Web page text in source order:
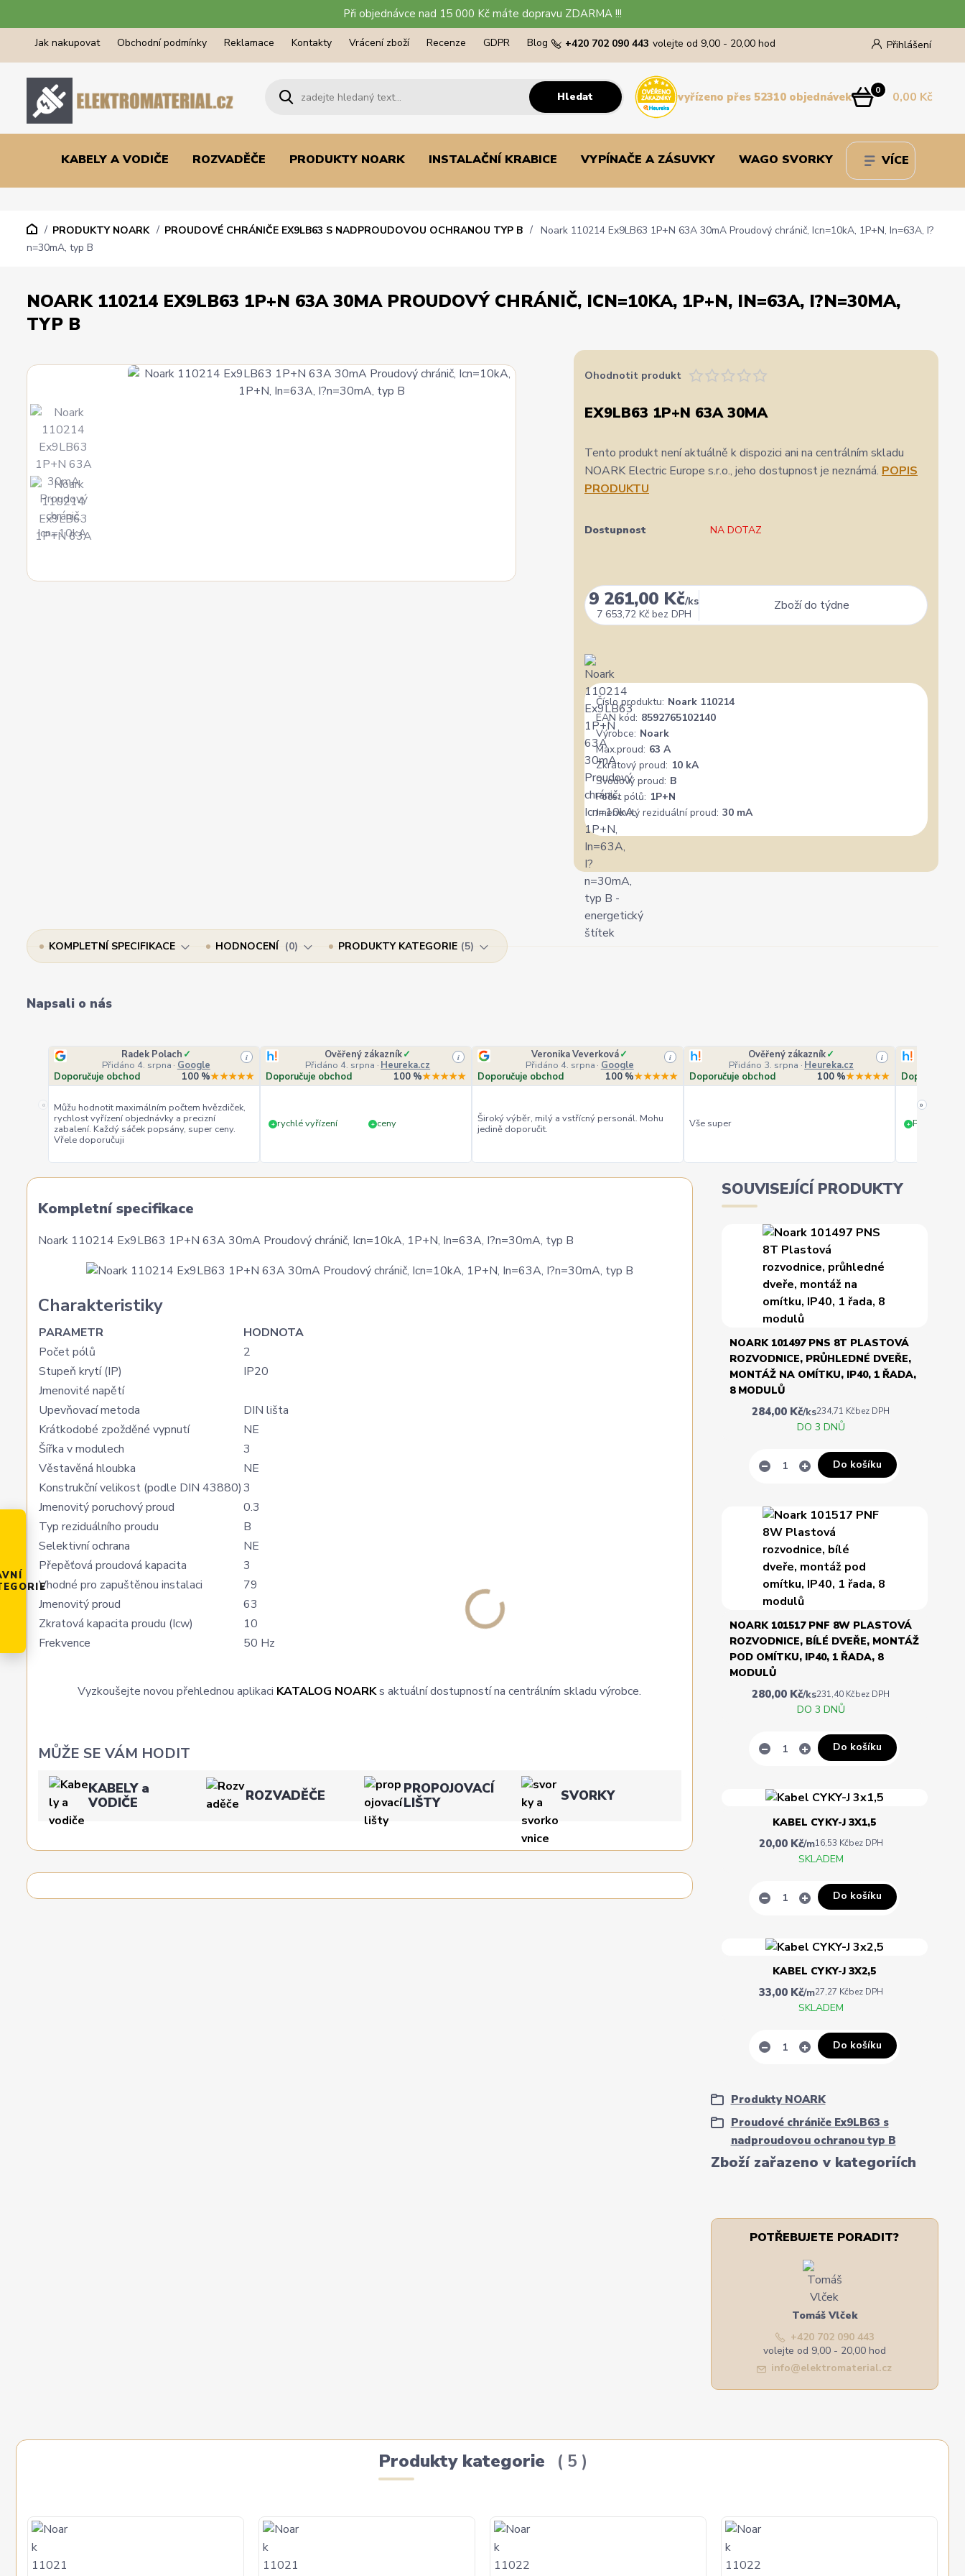
Při objednávce nad 15 000 Kč máte dopravu ZDARMA !!!
Jak nakupovat Obchodní podmínky Reklamace Kontakty Vrácení zboží Recenze GDPR Blog Přihlášení
Hledat
+420 702 090 443 volejte od 9,00 - 20,00 hod
0 0,00 Kč
vyřízeno přes 52310 objednávek
KABELY A VODIČE ROZVADĚČE PRODUKTY NOARK INSTALAČNÍ KRABICE VYPÍNAČE A ZÁSUVKY WAGO SVORKY VÍCE
PRODUKTY NOARK PROUDOVÉ CHRÁNIČE EX9LB63 S NADPROUDOVOU OCHRANOU TYP B
Noark 110214 Ex9LB63 1P+N 63A 30mA Proudový chránič, Icn=10kA, 1P+N, In=63A, I?
n=30mA, typ B
NOARK 110214 EX9LB63 1P+N 63A 30MA PROUDOVÝ CHRÁNIČ, ICN=10KA, 1P+N, IN=63A, I?N=30MA,
TYP B
Ohodnotit produkt
EX9LB63 1P+N 63A 30MA
Tento produkt není aktuálně k dispozici ani na centrálním skladu
NOARK Electric Europe s.r.o., jeho dostupnost je neznámá. POPIS
PRODUKTU
Dostupnost NA DOTAZ
9 261,00 Kč/ks
7 653,72 Kč bez DPH
Zboží do týdne
Číslo produktu: Noark 110214
EAN kód: 8592765102140
Výrobce: Noark
Max.proud: 63 A
Zkratový proud: 10 kA
Svodový proud: B
Počet pólů: 1P+N
Jmenovitý reziduální proud: 30 mA
KOMPLETNÍ SPECIFIKACE HODNOCENÍ 0 PRODUKTY KATEGORIE 5
Napsali o nás
«
Radek Polach ✓
Přidáno 4. srpna · Google
i
Doporučuje obchod 100 %★★★★★
Můžu hodnotit maximálním počtem hvězdiček,
rychlost vyřízení objednávky a precizní
zabalení. Každý sáček popsány, super ceny.
Vřele doporučuji
Ověřený zákazník✓
Přidáno 4. srpna · Heureka.cz
i
Doporučuje obchod 100 %★★★★★
+ rychlé vyřízení + ceny
Veronika Veverková✓
Přidáno 4. srpna · Google
i
Doporučuje obchod 100 %★★★★★
Široký výběr, milý a vstřícný personál. Mohu
jedině doporučit.
Ověřený zákazník✓
Přidáno 3. srpna · Heureka.cz
i
Doporučuje obchod 100 %★★★★★
Vše super
Doporučuje
+ PERFEKTNÍ
»
Kompletní specifikace
Noark 110214 Ex9LB63 1P+N 63A 30mA Proudový chránič, Icn=10kA, 1P+N, In=63A, I?n=30mA, typ B
Charakteristiky
PARAMETR
HODNOTA
Počet pólů
2
Stupeň krytí (IP)
IP20
Jmenovité napětí
Upevňovací metoda
DIN lišta
Krátkodobé zpožděné vypnutí
NE
Šířka v modulech
3
Věstavěná hloubka
NE
Konstrukční velikost (podle DIN 43880)3
Jmenovitý poruchový proud
0.3
Typ reziduálního proudu
B
Selektivní ochrana
NE
Přepěťová proudová kapacita
3
Vhodné pro zapuštěnou instalaci
79
Jmenovitý proud
63
Zkratová kapacita proudu (Icw)
10
Frekvence
50 Hz
Vyzkoušejte novou přehlednou aplikaci KATALOG NOARKs aktuální dostupností na centrálním skladu výrobce.
MŮŽE SE VÁM HODIT
KABELY a
VODIČE
ROZVADĚČE
PROPOJOVACÍ
LIŠTY
SVORKY
Zboží zařazeno v kategoriích
Produkty NOARK
Proudové chrániče Ex9LB63 s
nadproudovou ochranou typ B
SOUVISEJÍCÍ PRODUKTY
NOARK 101497 PNS 8T PLASTOVÁ
ROZVODNICE, PRŮHLEDNÉ DVEŘE,
MONTÁŽ NA OMÍTKU, IP40, 1 ŘADA,
8 MODULŮ
284,00 Kč/ks234,71 Kčbez DPH
DO 3 DNŮ
Do košíku
NOARK 101517 PNF 8W PLASTOVÁ
ROZVODNICE, BÍLÉ DVEŘE, MONTÁŽ
POD OMÍTKU, IP40, 1 ŘADA, 8
MODULŮ
280,00 Kč/ks231,40 Kčbez DPH
DO 3 DNŮ
Do košíku
KABEL CYKY-J 3X1,5
20,00 Kč/m16,53 Kčbez DPH
SKLADEM
Do košíku
KABEL CYKY-J 3X2,5
33,00 Kč/m27,27 Kčbez DPH
SKLADEM
Do košíku
POTŘEBUJETE PORADIT?
Tomáš Vlček
+420 702 090 443
volejte od 9,00 - 20,00 hod
info@elektromaterial.cz
Produkty kategorie 5